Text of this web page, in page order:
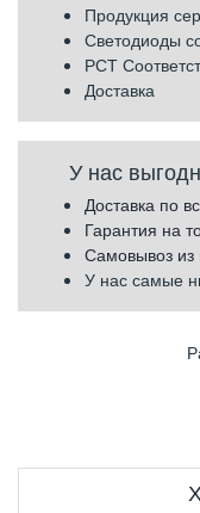
Продукция
Светодиоды
РСТ
Доставка
У нас
Доставка по
Гарантия на
Самовывоз из
У нас самые